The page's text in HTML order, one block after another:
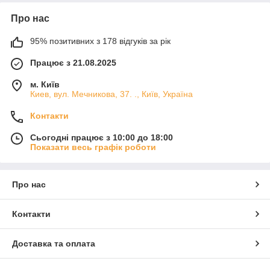
Про нас
95% позитивних з 178 відгуків за рік
Працює з 21.08.2025
м. Київ
Киев, вул. Мечникова, 37. ., Київ, Україна
Контакти
Сьогодні працює з 10:00 до 18:00
Показати весь графік роботи
Про нас
Контакти
Доставка та оплата